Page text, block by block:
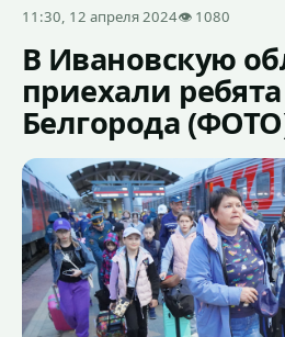
11:30, 12 апреля 2024👁 1080
В Ивановскую
приехали
Белгорода